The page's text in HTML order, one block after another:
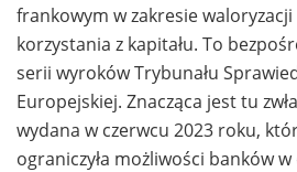
frankowym w zakresie
korzystania z kapitału. To
serii wyroków Trybunału
Europejskiej. Znacząca jest tu
wydana w czerwcu 2023 roku,
ograniczyła możliwości banków